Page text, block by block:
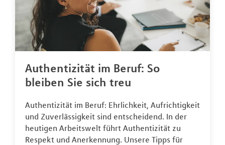
Authentizität im Beruf: So
bleiben Sie sich treu
Authentizität im Beruf: Ehrlichkeit, Aufrichtigkeit
und Zuverlässigkeit sind entscheidend. In der
heutigen Arbeitswelt führt Authentizität zu
Respekt und Anerkennung. Unsere Tipps für